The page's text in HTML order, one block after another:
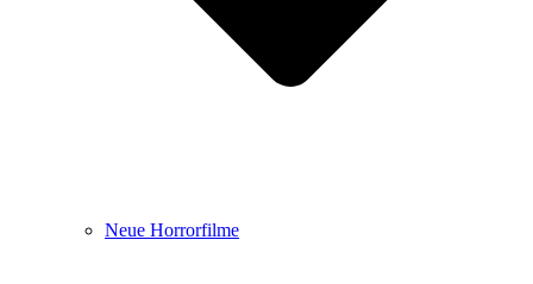
Neue Horrorfilme